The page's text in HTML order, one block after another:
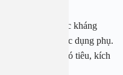
lưu ý các thuốc kháng
cấp đều có tác dụng phụ.
tiêu chảy, khó tiêu, kích